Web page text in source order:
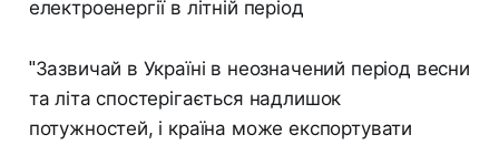
"Зазвичай в Україні в неозначений період весни
та літа спостерігається надлишок
потужностей, і країна може експортувати